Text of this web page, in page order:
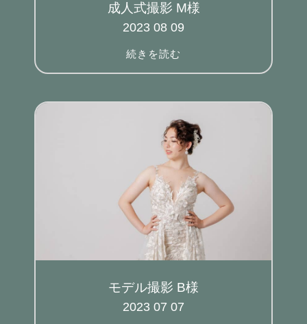
成人式撮影 M様
2023 08 09
続きを読む
モデル撮影 B様
2023 07 07